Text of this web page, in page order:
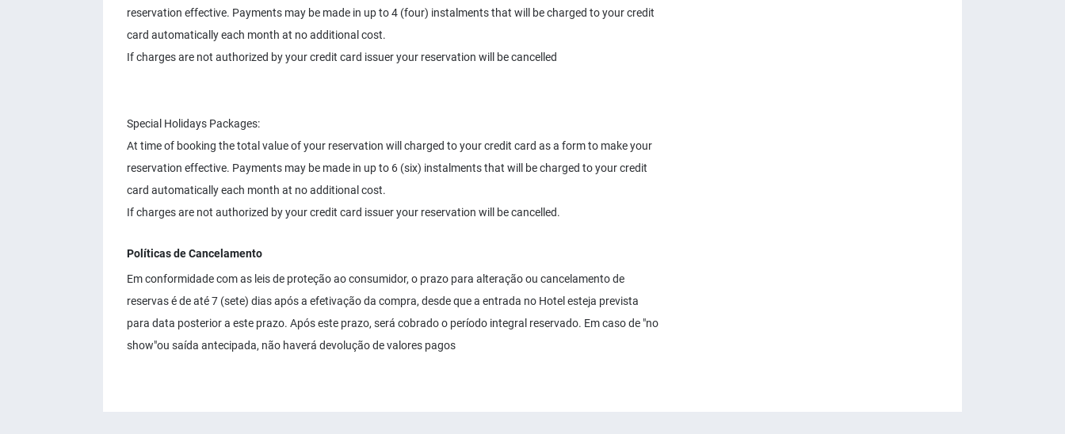
reservation effective. Payments may be made in up to 4 (four) instalments that will be charged to your credit
card automatically each month at no additional cost.
If charges are not authorized by your credit card issuer your reservation will be cancelled
Special Holidays Packages:
At time of booking the total value of your reservation will charged to your credit card as a form to make your
reservation effective. Payments may be made in up to 6 (six) instalments that will be charged to your credit
card automatically each month at no additional cost.
If charges are not authorized by your credit card issuer your reservation will be cancelled.
Políticas de Cancelamento
Em conformidade com as leis de proteção ao consumidor, o prazo para alteração ou cancelamento de
reservas é de até 7 (sete) dias após a efetivação da compra, desde que a entrada no Hotel esteja prevista
para data posterior a este prazo. Após este prazo, será cobrado o período integral reservado. Em caso de "no
show"ou saída antecipada, não haverá devolução de valores pagos